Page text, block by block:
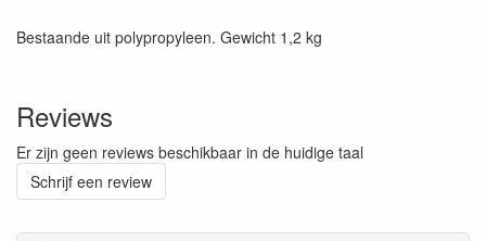
Bestaande uit polypropyleen. Gewicht 1,2 kg
Reviews
Er zijn geen reviews beschikbaar in de huidige taal
Schrijf een review